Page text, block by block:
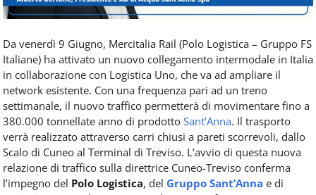
Da venerdì 9 Giugno, Mercitalia Rail (Polo Logistica – Gruppo FS
Italiane) ha attivato un nuovo collegamento intermodale in Italia
in collaborazione con Logistica Uno, che va ad ampliare il
network esistente. Con una frequenza pari ad un treno
settimanale, il nuovo traffico permetterà di movimentare fino a
380.000 tonnellate anno di prodotto Sant’Anna. Il trasporto
verrà realizzato attraverso carri chiusi a pareti scorrevoli, dallo
Scalo di Cuneo al Terminal di Treviso. L’avvio di questa nuova
relazione di traffico sulla direttrice Cuneo-Treviso conferma
l’impegno del Polo Logistica, del Gruppo Sant’Anna e di